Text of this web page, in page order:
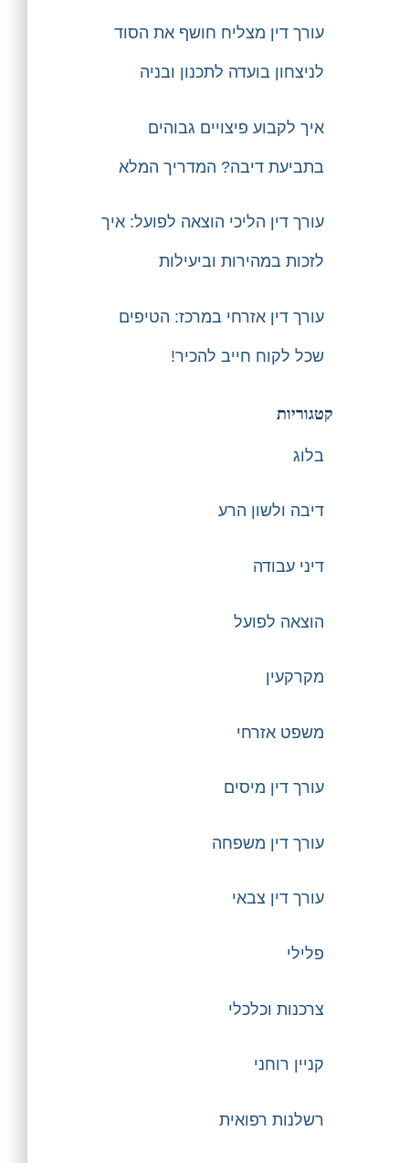
עורך דין מצליח חושף את הסוד
לניצחון בועדה לתכנון ובניה
איך לקבוע פיצויים גבוהים
בתביעת דיבה? המדריך המלא
עורך דין הליכי הוצאה לפועל: איך
לזכות במהירות וביעילות
עורך דין אזרחי במרכז: הטיפים
שכל לקוח חייב להכיר!
קטגוריות
בלוג
דיבה ולשון הרע
דיני עבודה
הוצאה לפועל
מקרקעין
משפט אזרחי
עורך דין מיסים
עורך דין משפחה
עורך דין צבאי
פלילי
צרכנות וכלכלי
קניין רוחני
רשלנות רפואית